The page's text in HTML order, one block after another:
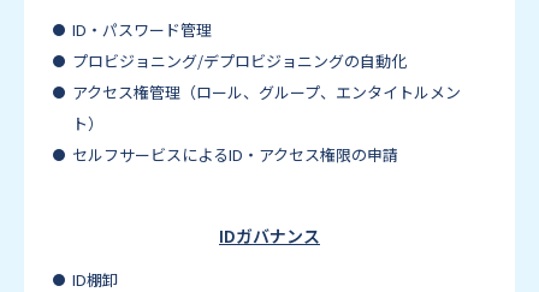
ID・パスワード管理
プロビジョニング/デプロビジョニングの自動化
アクセス権管理（ロール、グループ、エンタイトルメン
ト）
セルフサービスによるID・アクセス権限の申請
IDガバナンス
ID棚卸